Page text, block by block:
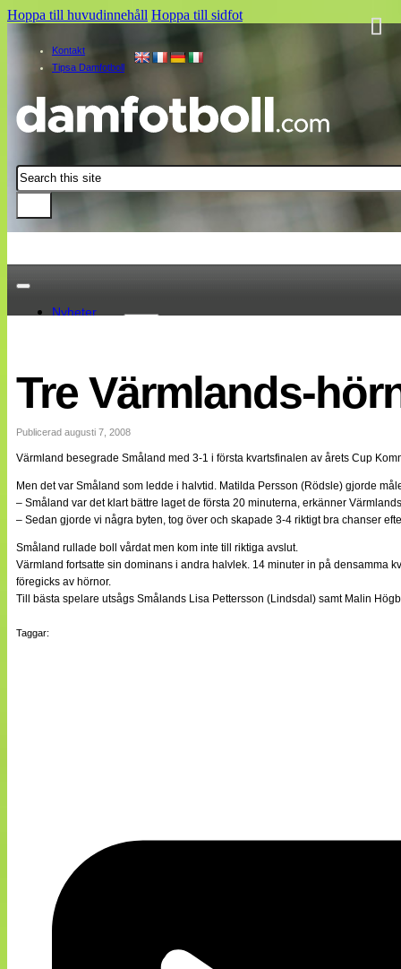
Hoppa till huvudinnehåll Hoppa till sidfot
Kontakt
Tipsa Damfotboll
Sök
Nyheter
Landslaget
EM 2013
Internationellt
Bildreportage
Bloggar
Lagen
Webb-TV
Medlemsbilder
Till klubbkassan
NÄTverket
Split vision
Om oss
Tre Värmlands-
Publicerad augusti 7, 2008
Värmland besegrade Småland med 3-1 i första kvartsfinalen av årets Cup
Men det var Småland som ledde i halvtid. Matilda Persson (Rödsle) gjorde
– Småland var det klart bättre laget de första 20 minuterna, erkänner
– Sedan gjorde vi några byten, tog över och skapade 3-4 riktigt bra chanser
Småland rullade boll vårdat men kom inte till riktiga avslut.
Värmland fortsatte sin dominans i andra halvlek. 14 minuter in på densamma
föregicks av hörnor.
Till bästa spelare utsågs Smålands Lisa Pettersson (Lindsdal) samt Malin
Taggar: